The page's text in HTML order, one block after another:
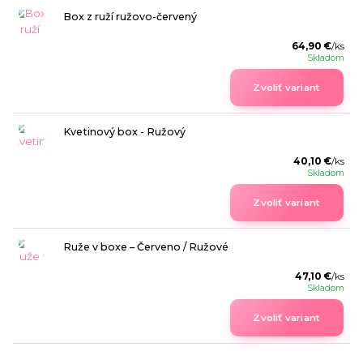
Box z ruží ružovo-červený
64,90 €/ks
Skladom
Zvoliť variant
Kvetinový box - Ružový
40,10 €/ks
Skladom
Zvoliť variant
Ruže v boxe – Červeno / Ružové
47,10 €/ks
Skladom
Zvoliť variant